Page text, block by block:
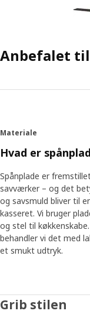
Anbefalet
Materiale
Hvad er
Spånplade er
savværker – og det
og savsmuld bliver til
kasseret. Vi bruger
og stel til
behandler vi det med
et smukt udtryk.
Grib stilen